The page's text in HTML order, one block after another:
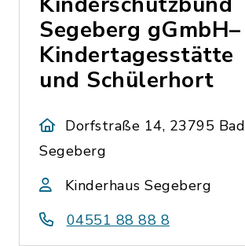
Segeberg gGmbH–
Kindertagesstätte
und Schülerhort
Dorfstraße 14, 23795 Bad
Segeberg
Kinderhaus Segeberg
04551 88 88 8